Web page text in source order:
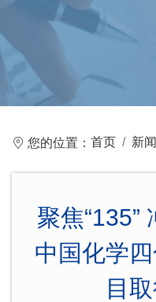
您的位置： 首页 新
聚焦“135”
中国化学
目